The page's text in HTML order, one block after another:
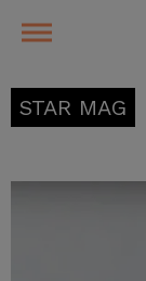
STAR MAG